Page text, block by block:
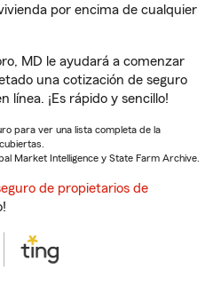
por encima de cualquier
MD le ayudará a comenzar
una cotización de seguro
línea. ¡Es rápido y sencillo!
para ver una lista completa de la
Market Intelligence y State Farm Archive.
de propietarios de